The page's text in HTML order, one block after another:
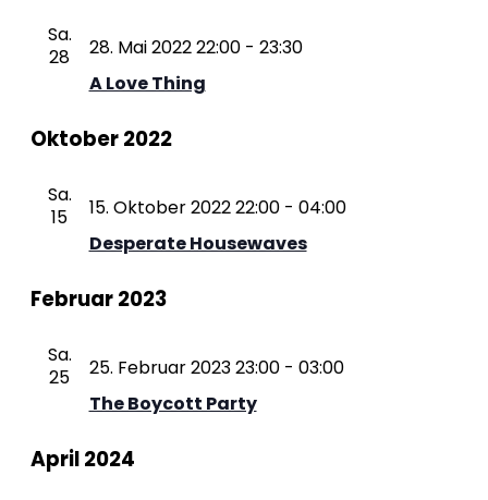
Sa.
28
A Love Thing
28. Mai 2022 22:00- 23:30
Oktober 2022
Sa.
15
Desperate Housewaves
15. Oktober 2022 22:00- 04:00
Februar 2023
Sa.
25
The Boycott Party
25. Februar 2023 23:00- 03:00
April 2024